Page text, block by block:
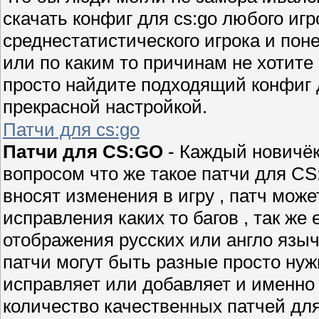
скачать конфиг для cs:go любого
среднестатистического игрока и
или по каким то причинам не
просто найдите подходящий
прекрасной настройкой.
Патчи для cs:go
Патчи для CS:GO - Каждый
вопросом что же такое патчи для
вносят изменения в игру , патч
исправления каких то багов , так
отображения русских или англо
патчи могут быть разные просто
исправляет или добавляет и
количество качественных патчей